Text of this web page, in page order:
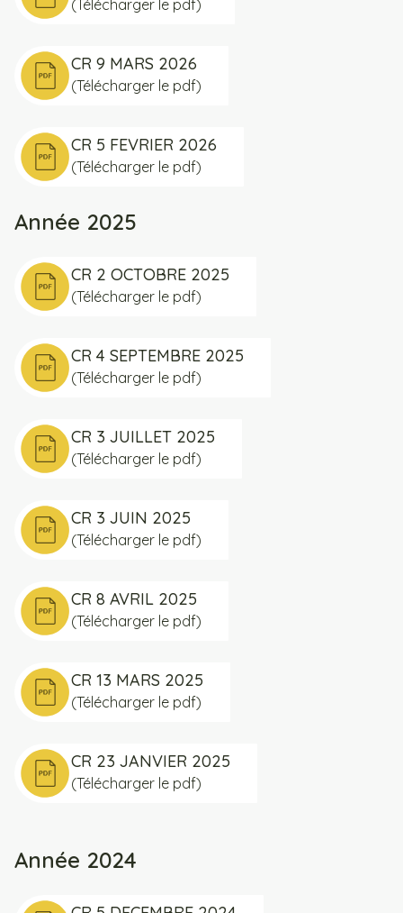
(Télécharger le pdf)
CR 9 MARS 2026
(Télécharger le pdf)
CR 5 FEVRIER 2026
(Télécharger le pdf)
Année 2025
CR 2 OCTOBRE 2025
(Télécharger le pdf)
CR 4 SEPTEMBRE 2025
(Télécharger le pdf)
CR 3 JUILLET 2025
(Télécharger le pdf)
CR 3 JUIN 2025
(Télécharger le pdf)
CR 8 AVRIL 2025
(Télécharger le pdf)
CR 13 MARS 2025
(Télécharger le pdf)
CR 23 JANVIER 2025
(Télécharger le pdf)
Année 2024